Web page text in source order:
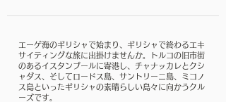
‎エーゲ海のギリシャで始まり、ギリシャで終わるエキ
サイティングな旅に出掛けませんか。トルコの旧市街
のあるイスタンブールに寄港し、チャナッカレとクシ
ャダス、そしてロードス島、サントリーニ島、ミコノ
ス島といったギリシャの素晴らしい島々に向かうクル
ーズです。‎